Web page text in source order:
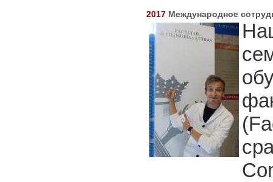
2017 Международное